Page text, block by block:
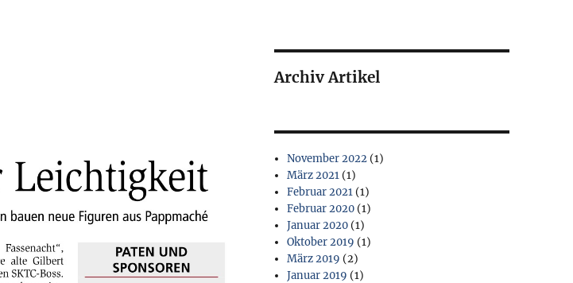
Archiv Artikel
November 2022 (1)
März 2021 (1)
Februar 2021 (1)
Februar 2020 (1)
Januar 2020 (1)
Oktober 2019 (1)
März 2019 (2)
Januar 2019 (1)